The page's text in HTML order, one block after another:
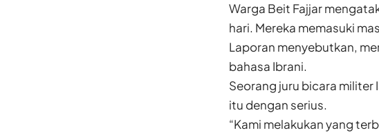
Warga Beit Fajjar
hari. Mereka memasuki
Laporan menyebutkan,
bahasa Ibrani.
Seorang juru bicara militer
itu dengan serius.
“Kami melakukan yang